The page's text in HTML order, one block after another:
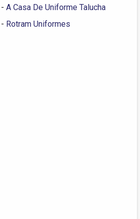
- A Casa De Uniforme Talucha
- Rotram Uniformes